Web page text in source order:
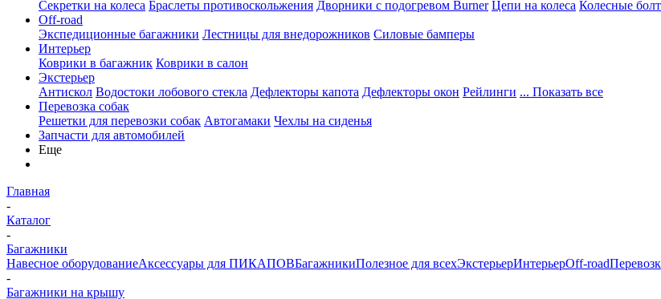
Секретки на колеса Браслеты противоскольжения Дворники с подогревом Burner Цепи на колеса Колесные
Off-road
Экспедиционные багажники Лестницы для внедорожников Силовые бамперы
Интерьер
Коврики в багажник Коврики в салон
Экстерьер
Антискол Водостоки лобового стекла Дефлекторы капота Дефлекторы окон Рейлинги ... Показать все
Перевозка собак
Решетки для перевозки собак Автогамаки Чехлы на сиденья
Запчасти для автомобилей
Еще
Главная
-
Каталог
-
Багажники
Навесное оборудованиеАксессуары для ПИКАПОВБагажникиПолезное для всехЭкстерьерИнтерьерOff-road
-
Багажники на крышу